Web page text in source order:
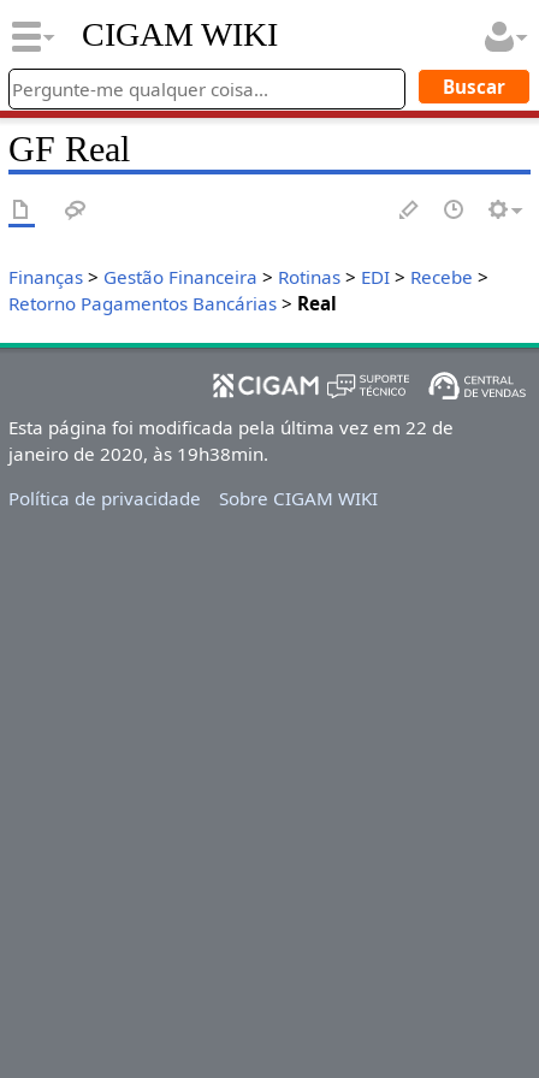
CIGAM WIKI
GF Real
Finanças> Gestão Financeira > Rotinas> EDI> Recebe >
Retorno Pagamentos Bancárias> Real
Esta página foi modificada pela última vez em 22 de
janeiro de 2020, às 19h38min.
Política de privacidade
Sobre CIGAM WIKI